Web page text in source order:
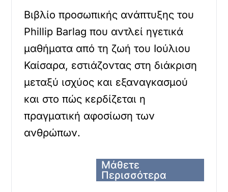
Βιβλίο προσωπικής ανάπτυξης του
Phillip Barlag που αντλεί ηγετικά
μαθήματα από τη ζωή του Ιούλιου
Καίσαρα, εστιάζοντας στη διάκριση
μεταξύ ισχύος και εξαναγκασμού
και στο πώς κερδίζεται η
πραγματική αφοσίωση των
ανθρώπων.
Μάθετε
Περισσότερα